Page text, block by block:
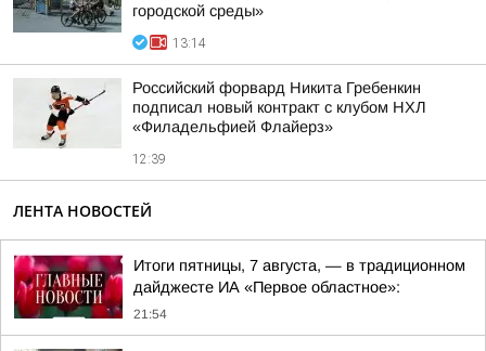
городской среды»
13:14
Российский форвард Никита Гребенкин
подписал новый контракт с клубом НХЛ
«Филадельфией Флайерз»
12:39
ЛЕНТА НОВОСТЕЙ
Итоги пятницы, 7 августа, — в традиционном
дайджесте ИА «Первое областное»:
21:54